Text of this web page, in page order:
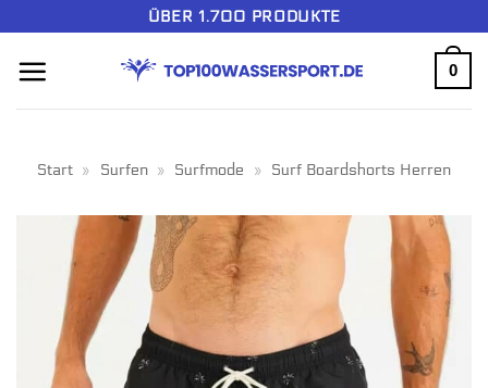
springen
ÜBER 1.700 PRODUKTE
0
Start » Surfen » Surfmode » Surf Boardshorts Herren